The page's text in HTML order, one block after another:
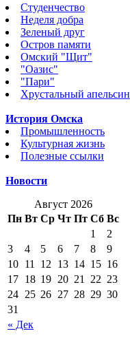
Студенчество
Неделя добра
Зеленый друг
Остров памяти
Омский "Щит"
"Оазис"
"Пари"
Хрустальный апельсин
История Омска
Промышленность
Культурная жизнь
Полезные ссылки
Новости
Август 2026
Пн Вт Ср Чт Пт Сб Вс
« Дек
1
2
3
4 5 6 7 8
9
10 11 12 13 14 15 16
17 18 19 20 21 22 23
24 25 26 27 28 29 30
31